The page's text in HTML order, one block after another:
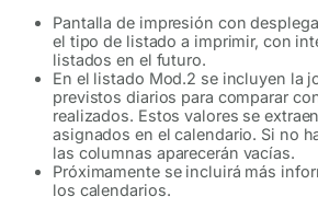
Pantalla de impresión con
el tipo de listado a imprimir, con
listados en el futuro.
En el listado Mod.2 se incluyen la
previstos diarios para comparar
realizados. Estos valores se
asignados en el calendario. Si no
las columnas aparecerán vacías.
Próximamente se incluirá más
los calendarios.